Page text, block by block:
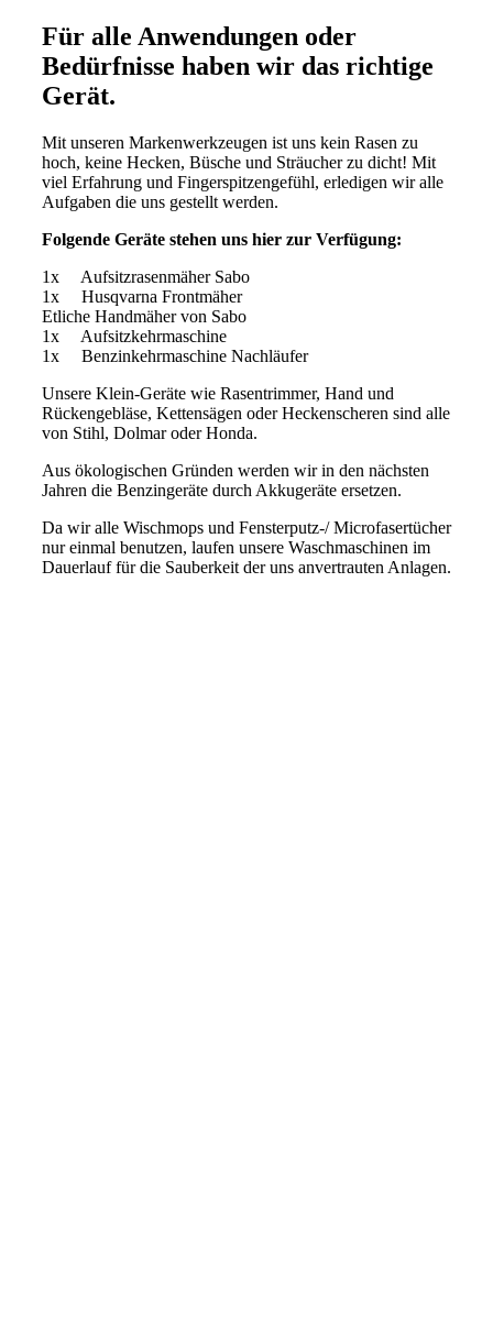
Für alle Anwendungen oder
Bedürfnisse haben wir das richtige
Gerät.
Mit unseren Markenwerkzeugen ist uns kein Rasen zu
hoch, keine Hecken, Büsche und Sträucher zu dicht! Mit
viel Erfahrung und Fingerspitzengefühl, erledigen wir alle
Aufgaben die uns gestellt werden.
Folgende Geräte stehen uns hier zur Verfügung:
1x Aufsitzrasenmäher Sabo
1x Husqvarna Frontmäher
Etliche Handmäher von Sabo
1x Aufsitzkehrmaschine
1x Benzinkehrmaschine Nachläufer
Unsere Klein-Geräte wie Rasentrimmer, Hand und
Rückengebläse, Kettensägen oder Heckenscheren sind alle
von Stihl, Dolmar oder Honda.
Aus ökologischen Gründen werden wir in den nächsten
Jahren die Benzingeräte durch Akkugeräte ersetzen.
Da wir alle Wischmops und Fensterputz-/ Microfasertücher
nur einmal benutzen, laufen unsere Waschmaschinen im
Dauerlauf für die Sauberkeit der uns anvertrauten Anlagen.